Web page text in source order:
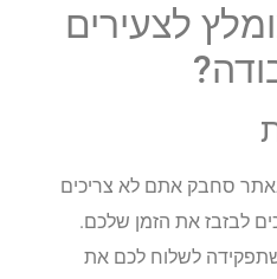
לצעירים
סחבק אתם לא צריכים
לבזבז את הזמן שלכם.
לשלוח לכם את